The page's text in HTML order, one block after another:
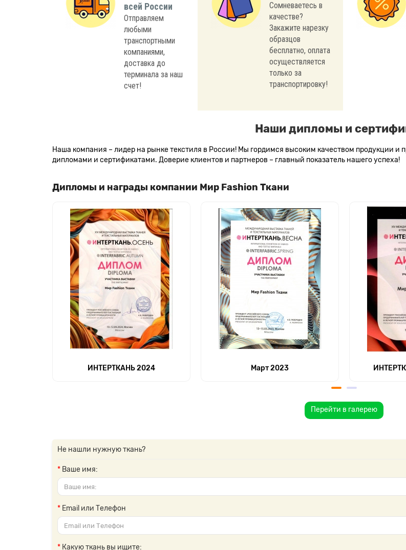
всей России
Отправляем
любыми
транспортными
компаниями,
доставка до
терминала за наш
счет!
Сомневаетесь в
качестве?
Закажите нарезку
образцов
бесплатно, оплата
осуществляется
только за
транспортировку!
Наши дипломы и
Наша компания – лидер на рынке текстиля в России! Мы гордимся высоким качеством продукции
дипломами и сертификатами. Доверие клиентов и партнеров – главный показатель нашего успеха!
Дипломы и награды компании Мир Fashion Ткани
ИНТЕРТКАНЬ 2024 Март 2023
Перейти в галерею
Не нашли нужную ткань?
Ваше имя:
Email или Телефон
Какую ткань вы ищите: